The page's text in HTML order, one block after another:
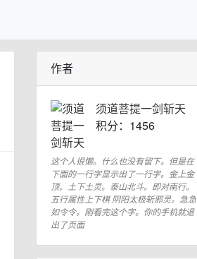
作者
须道菩提一剑斩天
积分：1456
这个人很懒。什么也没有留下。但是在
下面的一行字显示出了一行字。金上金
顶。土下土灵。泰山北斗。即对南行。
五行属性上下棋 阴阳太极斩邪灵。急急
如令令。刚看完这个字。你的手机就退
出了页面